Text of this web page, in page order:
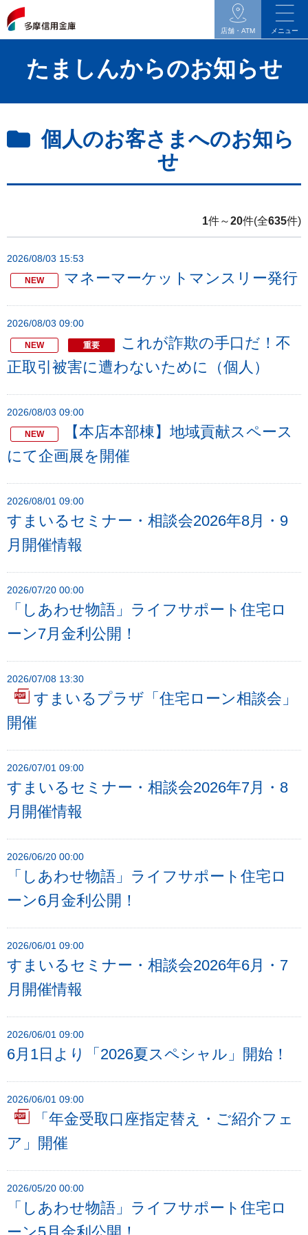
ン
ト
ニ
ュ
ー
ペ
本
文
へ
ニ
ー
タ
ー
ニ
ー
へ
店舗・ATM メニュー
たましんからのお知らせ
個人のお客さまへのお知ら
せ
1件～20件(全635件)
2026/08/03 15:53
NEW マネーマーケットマンスリー発行
2026/08/03 09:00
NEW 重要
これが詐欺の手口だ！不
正取引被害に遭わないために（個人）
2026/08/03 09:00
NEW
【本店本部棟】地域貢献スペース
にて企画展を開催
2026/08/01 09:00
すまいるセミナー・相談会2026年8月・9
月開催情報
2026/07/20 00:00
「しあわせ物語」ライフサポート住宅ロ
ーン7月金利公開！
2026/07/08 13:30
すまいるプラザ「住宅ローン相談会」
開催
2026/07/01 09:00
すまいるセミナー・相談会2026年7月・8
月開催情報
2026/06/20 00:00
「しあわせ物語」ライフサポート住宅ロ
ーン6月金利公開！
2026/06/01 09:00
すまいるセミナー・相談会2026年6月・7
月開催情報
2026/06/01 09:00
6月1日より「2026夏スペシャル」開始！
2026/06/01 09:00
「年金受取口座指定替え・ご紹介フェ
ア」開催
2026/05/20 00:00
「しあわせ物語」ライフサポート住宅ロ